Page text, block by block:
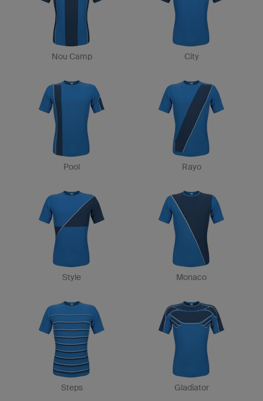
Nou Camp City
Pool Rayo
Style Monaco
Steps Gladiator